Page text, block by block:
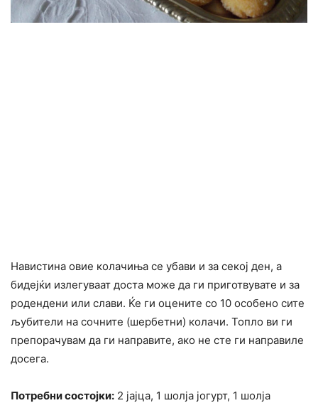
Навистина овие колачиња се убави и за секој ден, а
бидејќи излегуваат доста може да ги приготвувате и за
родендени или слави. Ќе ги оцените со 10 особено сите
љубители на сочните (шербетни) колачи. Топло ви ги
препорачувам да ги направите, ако не сте ги направиле
досега.
Потребни состојки: 2 јајца, 1 шолја јогурт, 1 шолја